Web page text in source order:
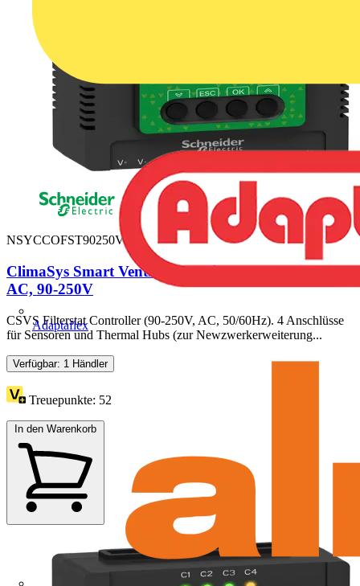
Adaptaflex
NSYCCOFST90250V
ClimaSys Smart Ventilation - Filterstat Controller,
AC, 90-250V
CSVS Filterstat Controller (90-250V, AC, 50/60Hz). 4 Anschlüsse
für Sensoren und Thermal Hubs (zur Newzwerkerweiterung...
Verfügbar: 1 Händler
Treuepunkte: 52
In den Warenkorb